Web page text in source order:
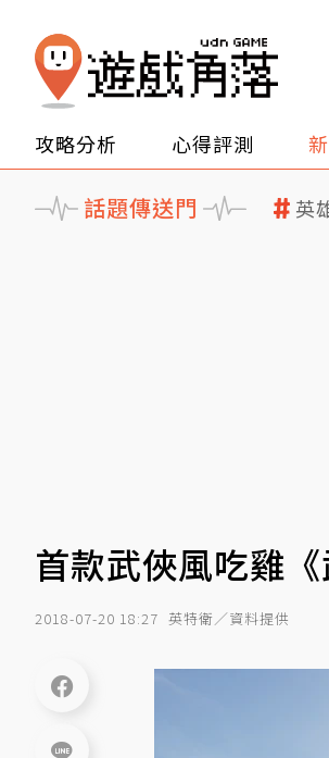
攻略分析 心得評測
話題傳送門 英
首款武俠風吃雞
2018-07-20 18:27 英特衛／資料提供